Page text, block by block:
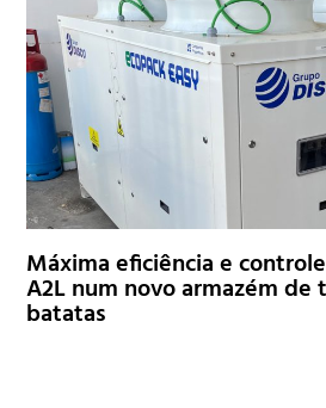
Máxima eficiência e
A2L num novo armazém
batatas